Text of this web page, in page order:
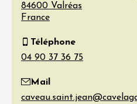
84600 Valréas
France
Téléphone
Mail